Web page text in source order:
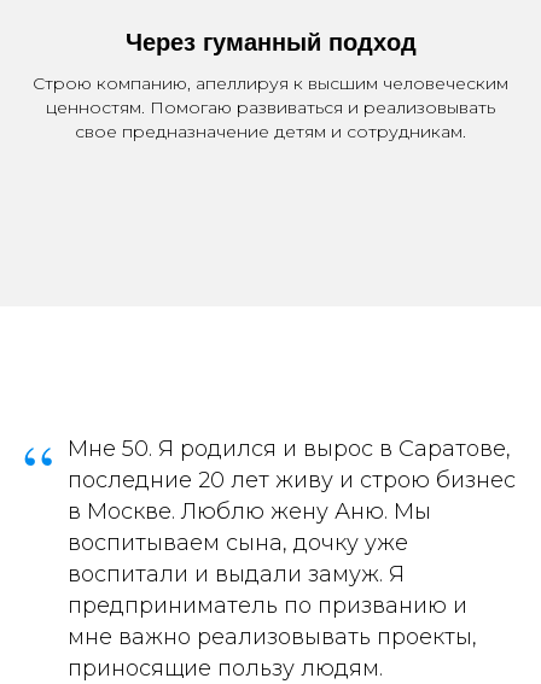
Через гуманный подход
Строю компанию, апеллируя к высшим человеческим
ценностям. Помогаю развиваться и реализовывать
свое предназначение детям и сотрудникам.
“
Мне 50. Я родился и вырос в Саратове,
последние 20 лет живу и строю бизнес
в Москве. Люблю жену Аню. Мы
воспитываем сына, дочку уже
воспитали и выдали замуж. Я
предприниматель по призванию и
мне важно реализовывать проекты,
приносящие пользу людям.